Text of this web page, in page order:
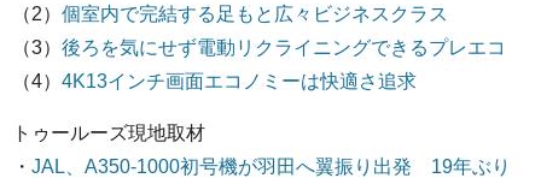
（2） 個室内で完結する足もと広々ビジネスクラス
（3） 後ろを気にせず電動リクライニングできるプレエコ
（4） 4K13インチ画面エコノミーは快適さ追求
トゥールーズ現地取材
・ JAL、A350-1000初号機が羽田へ翼振り出発 19年ぶり